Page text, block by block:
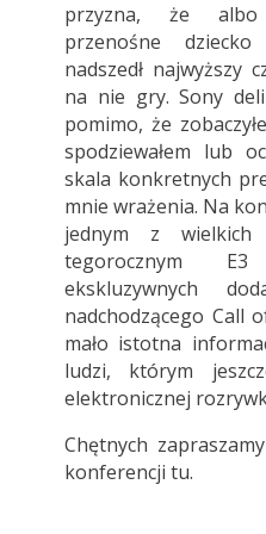
przyzna, że albo
przenośne
nadszedł najwyższy
na nie gry. Sony
pomimo, że
spodziewałem lub
skala konkretnych
mnie wrażenia. Na
jednym z
tegorocznym
ekskluzywnych
nadchodzącego Call
mało istotna
ludzi, którym
elektronicznej
Chętnych
konferencji tu.